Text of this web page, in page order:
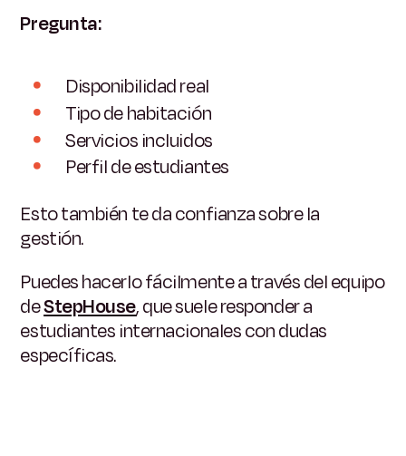
Pregunta:
Disponibilidad real
Tipo de habitación
Servicios incluidos
Perfil de estudiantes
Esto también te da confianza sobre la
gestión.
Puedes hacerlo fácilmente a través del equipo
deStepHouse, que suele responder a
estudiantes internacionales con dudas
específicas.